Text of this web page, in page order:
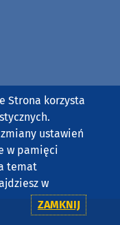
Strona korzysta
ustawień
w pamięci
temat
w
ZAMKNIJ